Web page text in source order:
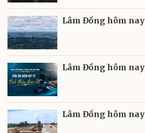
Lâm Đồng hôm
Lâm Đồng hôm nay
Lâm Đồng hôm